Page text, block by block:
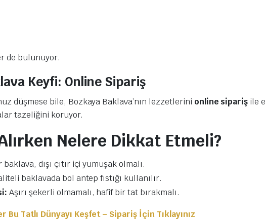
de bulunuyor.
Keyfi: Online Sipariş
düşmese bile, Bozkaya Baklava’nın lezzetlerini online sipariş ile
tazeliğini koruyor.
Nelere Dikkat Etmeli?
baklava, dışı çıtır içi yumuşak olmalı.
baklavada bol antep fıstığı kullanılır.
Aşırı şekerli olmamalı, hafif bir tat bırakmalı.
Bu Tatlı Dünyayı Keşfet – Sipariş İçin Tıklayınız